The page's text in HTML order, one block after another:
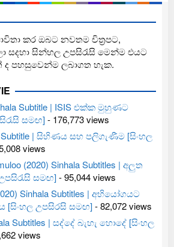
කර ඔබට නවතම චිත්‍රපට,
සදහා සින්හල උපසිරැසි මෙන්ම එයට
ද පහසුවෙන්ම ලබාගත හැක.
Subtitle | ISIS එක්ක මුහුණට
සමඟ]- 176,773 views
Subtitle | සිහිණය සහ පලිගැණීම [සිංහල
views
(2020) Sinhala Subtitles | අලුත
සමඟ]- 95,044 views
Sinhala Subtitles | අභියෝගයට
උපසිරසි සමඟ]- 82,072 views
Subtitles | සද්දේ බැහැ හොදේ [සිංහල
views